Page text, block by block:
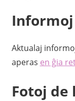
Informoj
Aktualaj
aperas en ĝia
Fotoj de